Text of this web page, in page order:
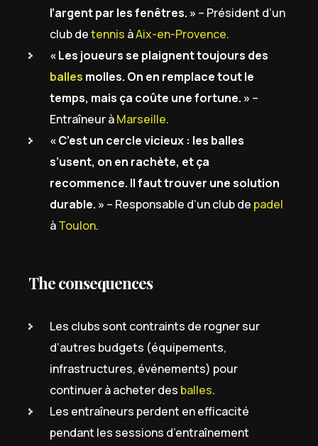
l’argent par les fenêtres. » – Président d’un
club detennis àAix-en-Provence.
« Les joueurs se plaignent toujours des
balles molles. On en remplace tout le
temps, mais ça coûte une fortune. » –
Entraîneur àMarseille.
« C’est un cercle vicieux : les balles
s’usent, on en rachète, et ça
recommence. Il faut trouver une solution
durable. » – Responsable d’un club de padel
àToulon.
The consequences
Les clubs sont contraints de rogner sur
d’autres budgets (équipements,
infrastructures, événements) pour
continuer à acheter des balles.
Les entraîneurs perdent en efficacité
pendant les sessions d’entraînement